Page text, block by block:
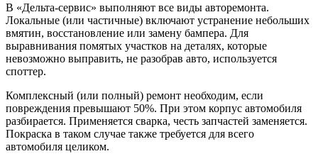
В «Дельта-сервис» выполняют все виды авторемонта.
Локальные (или частичные) включают устранение небольших
вмятин, восстановление или замену бампера. Для
выравнивания помятых участков на деталях, которые
невозможно выправить, не разобрав авто, используется
споттер.
Комплексный (или полный) ремонт необходим, если
повреждения превышают 50%. При этом корпус автомобиля
разбирается. Применяется сварка, честь запчастей заменяется.
Покраска в таком случае также требуется для всего
автомобиля целиком.